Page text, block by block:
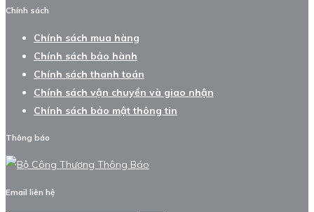
Chính sách
Chính sách mua hàng
Chính sách bảo hành
Chính sách thanh toán
Chính sách vận chuyển và giao nhận
Chính sách bảo mật thông tin
Thông báo
Email liên hệ